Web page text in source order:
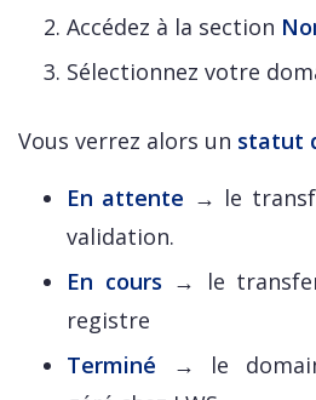
Accédez à la section
Sélectionnez votre
Vous verrez alors un statut
En attente → le
validation.
En cours → le
registre
Terminé → le